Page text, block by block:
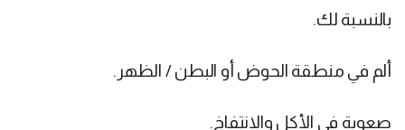
بالنسبة لك.
ألم في منطقة الحوض أو البطن / الظهر.
صعوبة في الأكل والانتفاخ.